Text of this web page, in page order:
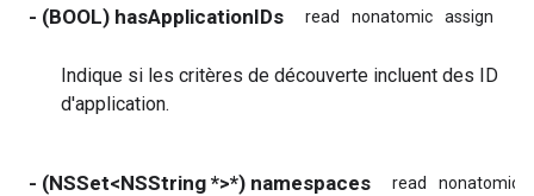
- (BOOL) hasApplicationIDs read nonatomic assign
Indique si les critères de découverte incluent des ID
d'application.
- (NSSet<NSString *>*) namespaces read nonatomic